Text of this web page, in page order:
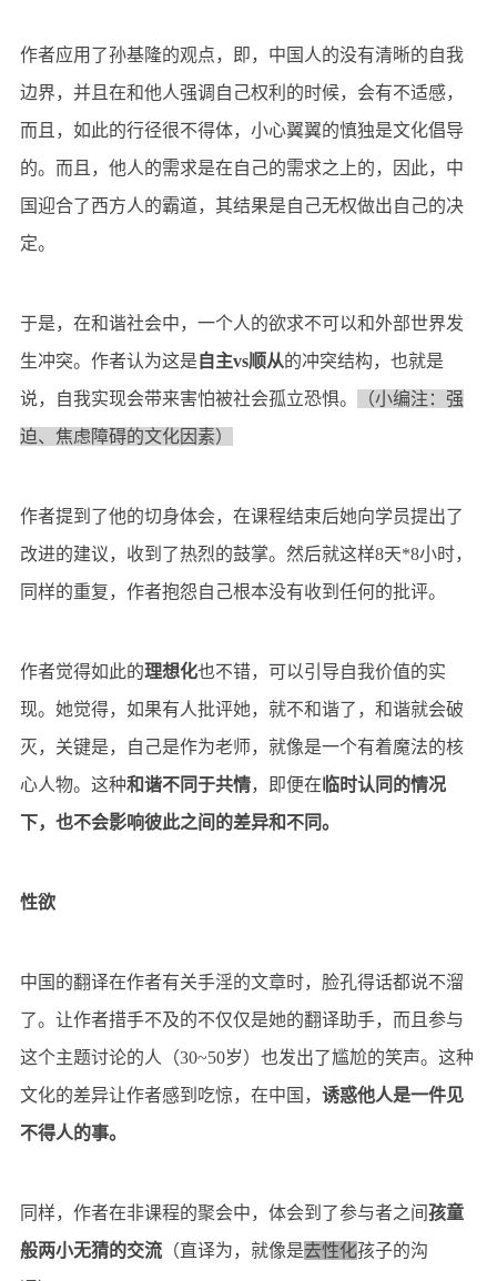
作者应用了孙基隆的观点，即，中国人的没有清晰的自我
边界，并且在和他人强调自己权利的时候，会有不适感，
而且，如此的行径很不得体，小心翼翼的慎独是文化倡导
的。而且，他人的需求是在自己的需求之上的，因此，中
国迎合了西方人的霸道，其结果是自己无权做出自己的决
定。
于是，在和谐社会中，一个人的欲求不可以和外部世界发
生冲突。作者认为这是 自主vs顺从的冲突结构，也就是
说，自我实现会带来害怕被社会孤立恐惧。 （小编注： 强
迫、焦虑障碍的文化因素）
作者提到了他的切身体会，在课程结束后她向学员提出了
改进的建议，收到了热烈的鼓掌。然后就这样8天*8小时，
同样的重复，作者抱怨自己根本没有收到任何的批评。
作者觉得如此的理想化也不错，可以引导自我价值的实
现。她觉得，如果有人批评她，就不和谐了，和谐就会破
灭，关键是，自己是作为老师，就像是一个有着魔法的核
心人物。这种和谐不同于共情，即便在 临时认同的情况
下，也不会影响彼此之间的差异和不同。
性欲
中国的翻译在作者有关手淫的文章时，脸孔得话都说不溜
了。让作者措手不及的不仅仅是她的翻译助手，而且参与
这个主题讨论的人（30~50岁）也发出了尴尬的笑声。这种
文化的差异让作者感到吃惊，在中国， 诱惑他人是一件见
不得人的事。
同样，作者在非课程的聚会中，体会到了参与者之间孩童
般两小无猜的交流（直译为，就像是去性化孩子的沟